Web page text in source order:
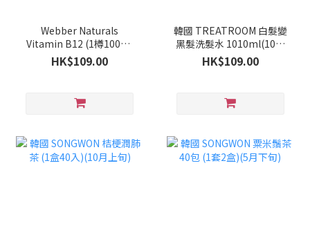
Webber Naturals
Vitamin B12 (1樽100粒)
(10月下旬)
HK$109.00
韓國 TREATROOM 白髮變
黑髮洗髮水 1010ml(10月
上旬)
HK$109.00